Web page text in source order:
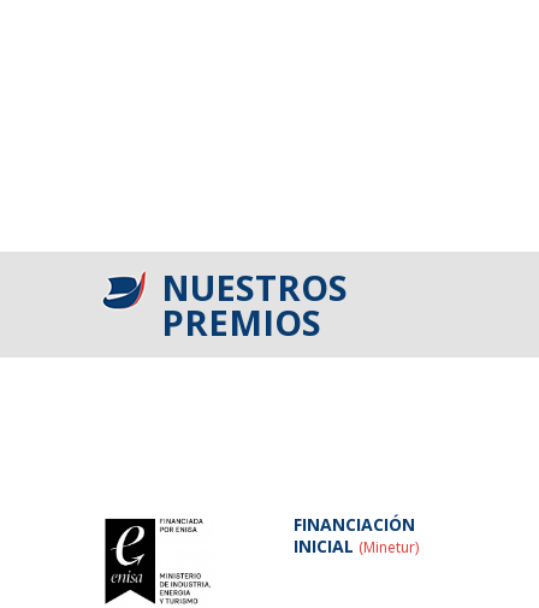
NUESTROS
PREMIOS
FINANCIACIÓN
INICIAL (Minetur)